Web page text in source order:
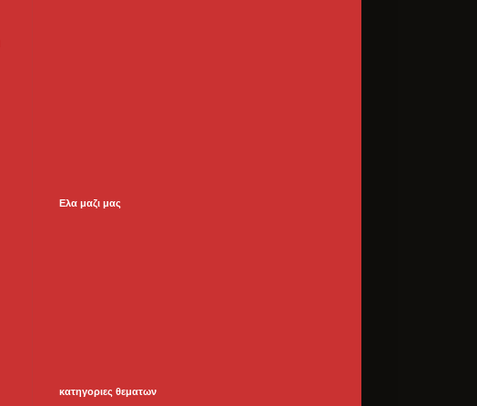
Ελα μαζι μας
κατηγοριες θεματων